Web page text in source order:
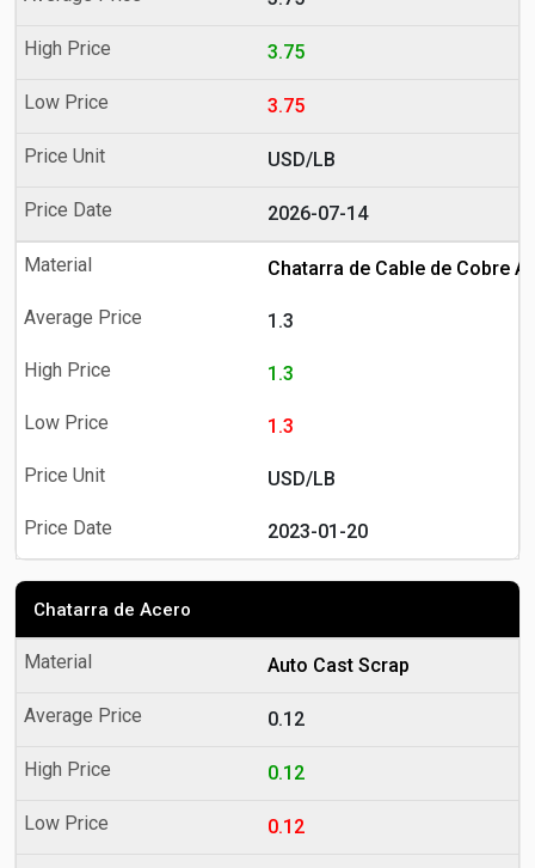
3.75
3.75
USD/LB
2026-07-14
Chatarra de Cable de Cobre
1.3
1.3
1.3
USD/LB
2023-01-20
Chatarra de Acero
Auto Cast Scrap
0.12
0.12
0.12